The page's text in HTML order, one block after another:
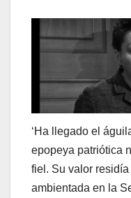
‘Ha llegado el
epopeya patriótica
fiel. Su valor
ambientada en la